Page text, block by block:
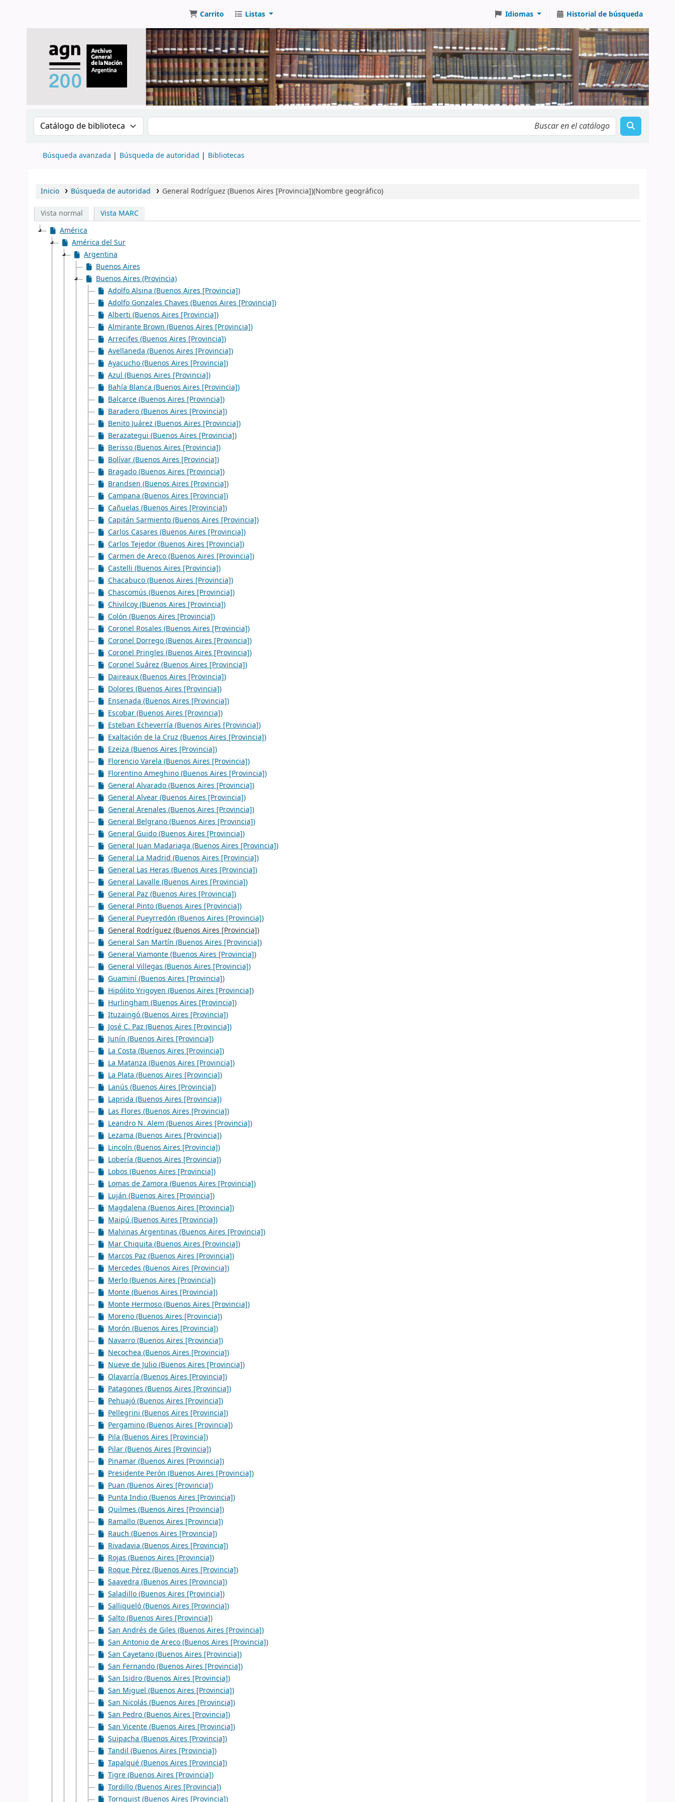
Carrito Listas Idiomas Historial de búsqueda
Buscar en el catálogo por: Buscar en el catálogo
Búsqueda avanzada Búsqueda de autoridad Bibliotecas
Inicio Búsqueda de autoridad General Rodríguez (Buenos Aires [Provincia])(Nombre geográfico)
Vista normal
Vista MARC
América
América del Sur
Argentina
Buenos Aires
Buenos Aires (Provincia)
Adolfo Alsina (Buenos Aires [Provincia])
Adolfo Gonzales Chaves (Buenos Aires [Provincia])
Alberti (Buenos Aires [Provincia])
Almirante Brown (Buenos Aires [Provincia])
Arrecifes (Buenos Aires [Provincia])
Avellaneda (Buenos Aires [Provincia])
Ayacucho (Buenos Aires [Provincia])
Azul (Buenos Aires [Provincia])
Bahía Blanca (Buenos Aires [Provincia])
Balcarce (Buenos Aires [Provincia])
Baradero (Buenos Aires [Provincia])
Benito Juárez (Buenos Aires [Provincia])
Berazategui (Buenos Aires [Provincia])
Berisso (Buenos Aires [Provincia])
Bolívar (Buenos Aires [Provincia])
Bragado (Buenos Aires [Provincia])
Brandsen (Buenos Aires [Provincia])
Campana (Buenos Aires [Provincia])
Cañuelas (Buenos Aires [Provincia])
Capitán Sarmiento (Buenos Aires [Provincia])
Carlos Casares (Buenos Aires [Provincia])
Carlos Tejedor (Buenos Aires [Provincia])
Carmen de Areco (Buenos Aires [Provincia])
Castelli (Buenos Aires [Provincia])
Chacabuco (Buenos Aires [Provincia])
Chascomús (Buenos Aires [Provincia])
Chivilcoy (Buenos Aires [Provincia])
Colón (Buenos Aires [Provincia])
Coronel Rosales (Buenos Aires [Provincia])
Coronel Dorrego (Buenos Aires [Provincia])
Coronel Pringles (Buenos Aires [Provincia])
Coronel Suárez (Buenos Aires [Provincia])
Daireaux (Buenos Aires [Provincia])
Dolores (Buenos Aires [Provincia])
Ensenada (Buenos Aires [Provincia])
Escobar (Buenos Aires [Provincia])
Esteban Echeverría (Buenos Aires [Provincia])
Exaltación de la Cruz (Buenos Aires [Provincia])
Ezeiza (Buenos Aires [Provincia])
Florencio Varela (Buenos Aires [Provincia])
Florentino Ameghino (Buenos Aires [Provincia])
General Alvarado (Buenos Aires [Provincia])
General Alvear (Buenos Aires [Provincia])
General Arenales (Buenos Aires [Provincia])
General Belgrano (Buenos Aires [Provincia])
General Guido (Buenos Aires [Provincia])
General Juan Madariaga (Buenos Aires [Provincia])
General La Madrid (Buenos Aires [Provincia])
General Las Heras (Buenos Aires [Provincia])
General Lavalle (Buenos Aires [Provincia])
General Paz (Buenos Aires [Provincia])
General Pinto (Buenos Aires [Provincia])
General Pueyrredón (Buenos Aires [Provincia])
General Rodríguez (Buenos Aires [Provincia])
General San Martín (Buenos Aires [Provincia])
General Viamonte (Buenos Aires [Provincia])
General Villegas (Buenos Aires [Provincia])
Guaminí (Buenos Aires [Provincia])
Hipólito Yrigoyen (Buenos Aires [Provincia])
Hurlingham (Buenos Aires [Provincia])
Ituzaingó (Buenos Aires [Provincia])
José C. Paz (Buenos Aires [Provincia])
Junín (Buenos Aires [Provincia])
La Costa (Buenos Aires [Provincia])
La Matanza (Buenos Aires [Provincia])
La Plata (Buenos Aires [Provincia])
Lanús (Buenos Aires [Provincia])
Laprida (Buenos Aires [Provincia])
Las Flores (Buenos Aires [Provincia])
Leandro N. Alem (Buenos Aires [Provincia])
Lezama (Buenos Aires [Provincia])
Lincoln (Buenos Aires [Provincia])
Lobería (Buenos Aires [Provincia])
Lobos (Buenos Aires [Provincia])
Lomas de Zamora (Buenos Aires [Provincia])
Luján (Buenos Aires [Provincia])
Magdalena (Buenos Aires [Provincia])
Maipú (Buenos Aires [Provincia])
Malvinas Argentinas (Buenos Aires [Provincia])
Mar Chiquita (Buenos Aires [Provincia])
Marcos Paz (Buenos Aires [Provincia])
Mercedes (Buenos Aires [Provincia])
Merlo (Buenos Aires [Provincia])
Monte (Buenos Aires [Provincia])
Monte Hermoso (Buenos Aires [Provincia])
Moreno (Buenos Aires [Provincia])
Morón (Buenos Aires [Provincia])
Navarro (Buenos Aires [Provincia])
Necochea (Buenos Aires [Provincia])
Nueve de Julio (Buenos Aires [Provincia])
Olavarría (Buenos Aires [Provincia])
Patagones (Buenos Aires [Provincia])
Pehuajó (Buenos Aires [Provincia])
Pellegrini (Buenos Aires [Provincia])
Pergamino (Buenos Aires [Provincia])
Pila (Buenos Aires [Provincia])
Pilar (Buenos Aires [Provincia])
Pinamar (Buenos Aires [Provincia])
Presidente Perón (Buenos Aires [Provincia])
Puan (Buenos Aires [Provincia])
Punta Indio (Buenos Aires [Provincia])
Quilmes (Buenos Aires [Provincia])
Ramallo (Buenos Aires [Provincia])
Rauch (Buenos Aires [Provincia])
Rivadavia (Buenos Aires [Provincia])
Rojas (Buenos Aires [Provincia])
Roque Pérez (Buenos Aires [Provincia])
Saavedra (Buenos Aires [Provincia])
Saladillo (Buenos Aires [Provincia])
Salliqueló (Buenos Aires [Provincia])
Salto (Buenos Aires [Provincia])
San Andrés de Giles (Buenos Aires [Provincia])
San Antonio de Areco (Buenos Aires [Provincia])
San Cayetano (Buenos Aires [Provincia])
San Fernando (Buenos Aires [Provincia])
San Isidro (Buenos Aires [Provincia])
San Miguel (Buenos Aires [Provincia])
San Nicolás (Buenos Aires [Provincia])
San Pedro (Buenos Aires [Provincia])
San Vicente (Buenos Aires [Provincia])
Suipacha (Buenos Aires [Provincia])
Tandil (Buenos Aires [Provincia])
Tapalqué (Buenos Aires [Provincia])
Tigre (Buenos Aires [Provincia])
Tordillo (Buenos Aires [Provincia])
Tornquist (Buenos Aires [Provincia])